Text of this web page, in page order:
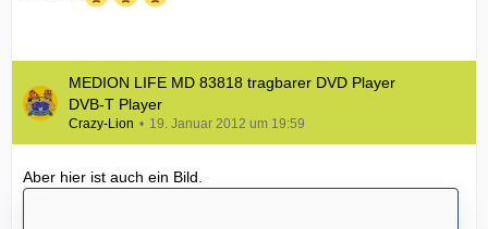
MEDION LIFE MD 83818 tragbarer DVD Player
DVB-T Player
Crazy-Lion 19. Januar 2012 um 19:59
Aber hier ist auch ein Bild.